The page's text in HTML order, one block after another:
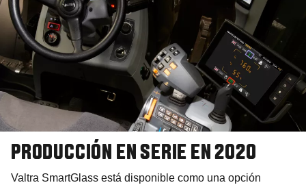
PRODUCCIÓN EN SERIE EN 2020
Valtra SmartGlass está disponible como una opción